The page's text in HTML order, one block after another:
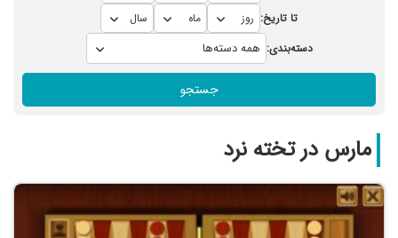
تا تاریخ:
دسته‌بندی:
جستجو
مارس در تخته نرد